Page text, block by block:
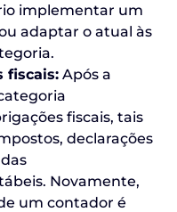
implementar um
adaptar o atual às
fiscais: Após a
fiscais, tais
declarações
Novamente,
um contador é